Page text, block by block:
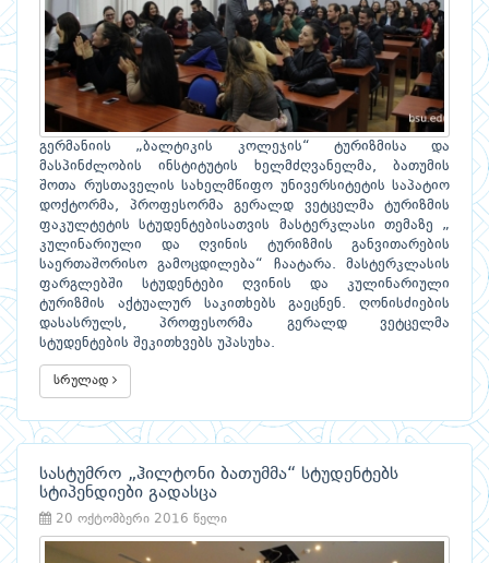
გერმანიის „ბალტიკის კოლეჯის“ ტურიზმისა და
მასპინძლობის ინსტიტუტის ხელმძღვანელმა, ბათუმის
შოთა რუსთაველის სახელმწიფო უნივერსიტეტის საპატიო
დოქტორმა, პროფესორმა გერალდ ვეტცელმა ტურიზმის
ფაკულტეტის სტუდენტებისათვის მასტერკლასი თემაზე „
კულინარიული და ღვინის ტურიზმის განვითარების
საერთაშორისო გამოცდილება“ ჩაატარა. მასტერკლასის
ფარგლებში სტუდენტები ღვინის და კულინარიული
ტურიზმის აქტუალურ საკითხებს გაეცნენ. ღონისძიების
დასასრულს, პროფესორმა გერალდ ვეტცელმა
სტუდენტების შეკითხვებს უპასუხა.
სრულად
სასტუმრო „ჰილტონი ბათუმმა“ სტუდენტებს
სტიპენდიები გადასცა
20 ოქტომბერი 2016 წელი